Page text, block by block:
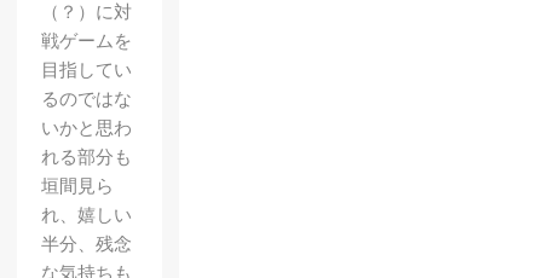
（？）に対
戦ゲームを
目指してい
るのではな
いかと思わ
れる部分も
垣間見ら
れ、嬉しい
半分、残念
な気持ちも